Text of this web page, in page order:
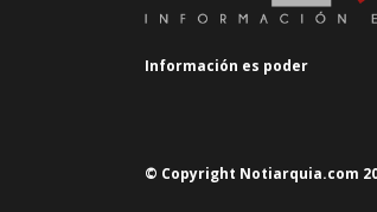
Información es poder
© Copyright Notiarquia.com